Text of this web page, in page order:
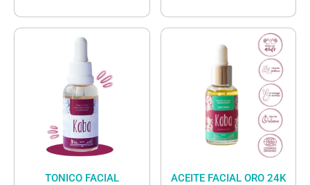
TONICO FACIAL
ACEITE FACIAL ORO 24K